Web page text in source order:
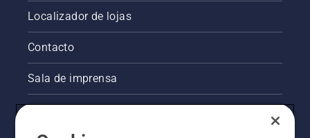
Localizador de lojas
Contacto
Sala de imprensa